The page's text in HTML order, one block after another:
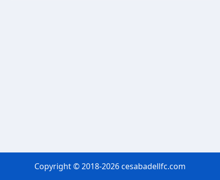
Copyright © 2018-2026 cesabadellfc.com